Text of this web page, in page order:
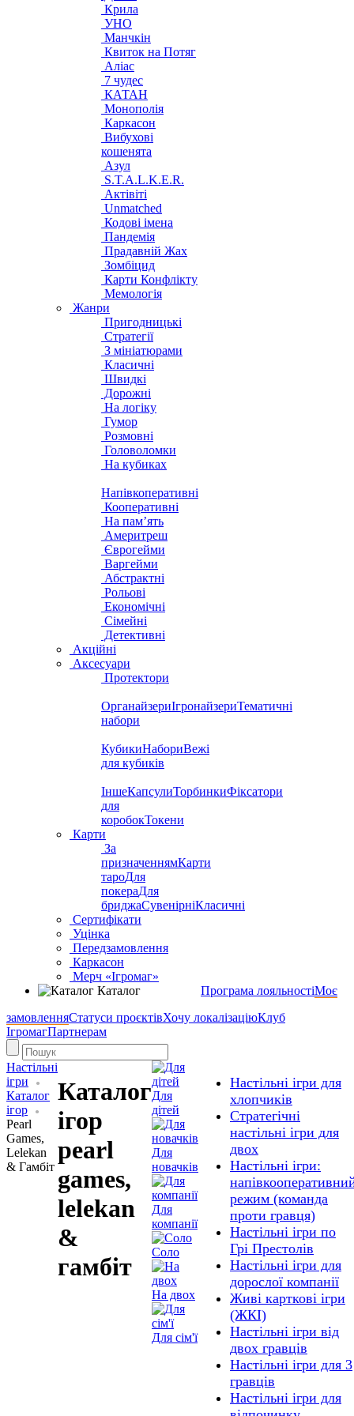
Крила
УНО
Манчкін
Квиток на Потяг
Аліас
7 чудес
КАТАН
Монополія
Каркасон
Вибухові
кошенята
Азул
S.T.A.L.K.E.R.
Актівіті
Unmatched
Кодові імена
Пандемія
Прадавній Жах
Зомбіцид
Карти Конфлікту
Мемологія
Жанри
Пригодницькі
Стратегії
З мініатюрами
Класичні
Швидкі
Дорожні
На логіку
Гумор
Розмовні
Головоломки
На кубиках
Напівкоперативні
Кооперативні
На пам’ять
Америтреш
Єврогейми
Варгейми
Абстрактні
Рольові
Економічні
Сімейні
Детективні
Акційні
Аксесуари
Протектори
ОрганайзериІгронайзериТематичні
набори
КубикиНабориВежі
для кубиків
ІншеКапсулиТорбинкиФіксатори
для
коробокТокени
Карти
За
призначеннямКарти
тароДля
покераДля
бриджаСувенірніКласичні
Сертифікати
Уцінка
Передзамовлення
Каркасон
Мерч «Ігромаг»
Каталог
Програма лояльностіМоє
замовленняСтатуси проєктівХочу локалізаціюКлуб
ІгромагПартнерам
Настільні
ігри
Каталог
ігор
Pearl
Games,
Lelekan
& Гамбіт
Каталог
ігор
pearl
games,
lelekan
&
гамбіт
Для
дітей
Для
новачків
Для
компанії
Соло
На двох
Для сім'ї
Настільні ігри для
хлопчиків
Стратегічні
настільні ігри для
двох
Настільні ігри:
режим (команда
проти гравця)
Настільні ігри по
Грі Престолів
Настільні ігри для
дорослої компанії
Живі карткові ігри
(ЖКІ)
Настільні ігри від
двох гравців
Настільні ігри для 3
гравців
Настільні ігри для